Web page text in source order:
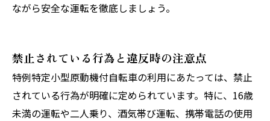
ながら安全な運転を徹底しましょう。
禁止されている行為と違反時の注意点
特例特定小型原動機付自転車の利用にあたっては、禁止
されている行為が明確に定められています。特に、16歳
未満の運転や二人乗り、酒気帯び運転、携帯電話の使用